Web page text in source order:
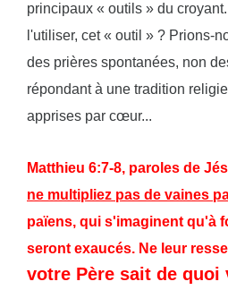
principaux « outils » du
l'utiliser, cet « outil » ? Prions-
des prières spontanées, non
répondant à une tradition
apprises par cœur...
Matthieu 6:7-8, paroles de
ne multipliez pas de vaines
païens, qui s'imaginent qu'à
seront exaucés. Ne leur
votre Père sait de quoi